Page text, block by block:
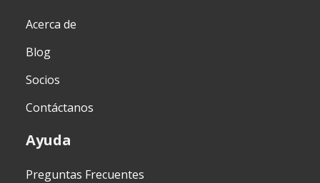
Acerca de
Blog
Socios
Contáctanos
Ayuda
Preguntas Frecuentes